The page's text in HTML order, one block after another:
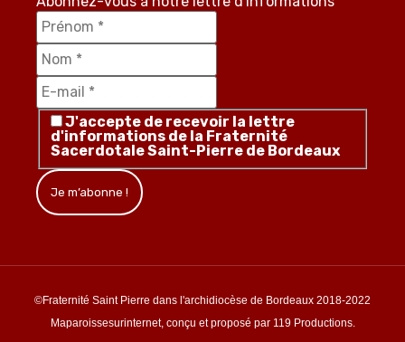
J'accepte de recevoir la lettre
d'informations de la Fraternité
Sacerdotale Saint-Pierre de Bordeaux
©Fraternité Saint Pierre dans l'archidiocèse de Bordeaux 2018-2022
Maparoissesurinternet, conçu et proposé par 119 Productions.